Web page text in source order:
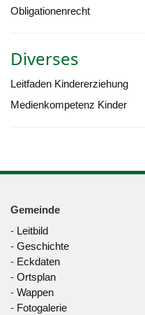
Obligationenrecht
Diverses
Leitfaden Kindererziehung
Medienkompetenz Kinder
Gemeinde
- Leitbild
- Geschichte
- Eckdaten
- Ortsplan
- Wappen
- Fotogalerie